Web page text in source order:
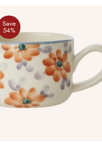
Save
54%